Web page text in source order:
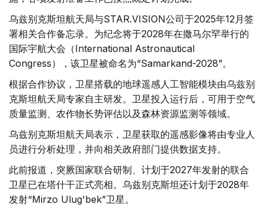
乌兹别克斯坦航天局与STAR.VISION公司于2025年12月签
署相关合作备忘录。为纪念将于2028年在撒马尔罕举行的
国际宇航大会（International Astronautical
Congress），该卫星被命名为“Samarkand-2028”。
根据合作协议，卫星搭载的地球遥感人工智能模块由乌兹别
克斯坦航天局专家自主研发。卫星投入运行后，可用于空气
质量监测、农作物长势评估以及森林资源监测等领域。
乌兹别克斯坦航天局表示，卫星获取的遥感影像将由专业人
员进行分析处理，并向相关政府部门提供数据支持。
此前报道，突厥国家联合研制、计划于2027年发射的联合
卫星已在塔什干正式亮相。乌兹别克斯坦还计划于2028年
发射“Mirzo Ulug'bek”卫星。